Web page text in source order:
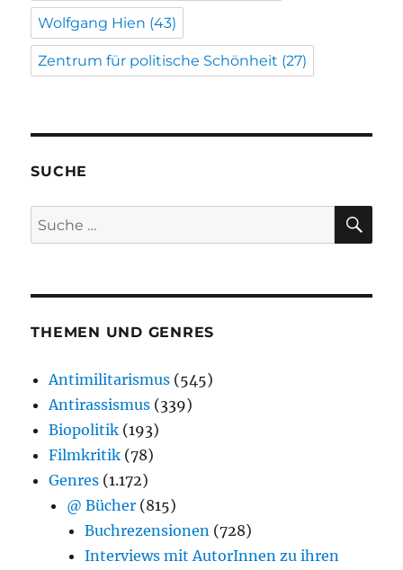
Wolfgang Hien (43)
Zentrum für politische Schönheit (27)
SUCHE
Suche
nach:
THEMEN UND GENRES
Antimilitarismus (545)
Antirassismus (339)
Biopolitik (193)
Filmkritik (78)
Genres (1.172)
@ Bücher (815)
Buchrezensionen (728)
Interviews mit AutorInnen zu ihren